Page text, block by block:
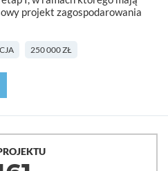
projekt zagospodarowania
250 000 ZŁ